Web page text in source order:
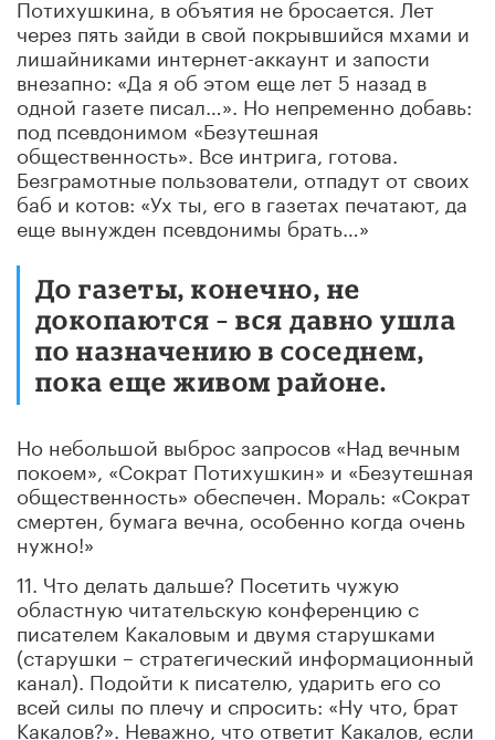
Потихушкина, в объятия не бросается. Лет
через пять зайди в свой покрывшийся мхами и
лишайниками интернет-аккаунт и запости
внезапно: «Да я об этом еще лет 5 назад в
одной газете писал…». Но непременно добавь:
под псевдонимом «Безутешная
общественность». Все интрига, готова.
Безграмотные пользователи, отпадут от своих
баб и котов: «Ух ты, его в газетах печатают, да
еще вынужден псевдонимы брать…»
До газеты, конечно, не
докопаются – вся давно ушла
по назначению в соседнем,
пока еще живом районе.
Но небольшой выброс запросов «Над вечным
покоем», «Сократ Потихушкин» и «Безутешная
общественность» обеспечен. Мораль: «Сократ
смертен, бумага вечна, особенно когда очень
нужно!»
11. Что делать дальше? Посетить чужую
областную читательскую конференцию с
писателем Какаловым и двумя старушками
(старушки – стратегический информационный
канал). Подойти к писателю, ударить его со
всей силы по плечу и спросить: «Ну что, брат
Какалов?». Неважно, что ответит Какалов, если